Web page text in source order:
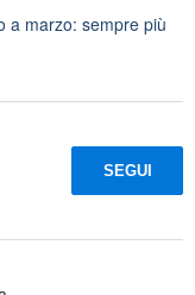
a marzo: sempre più
SEGUI